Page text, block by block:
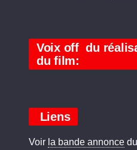
Voix off du
du film:
Liens
Voir la bande annonce